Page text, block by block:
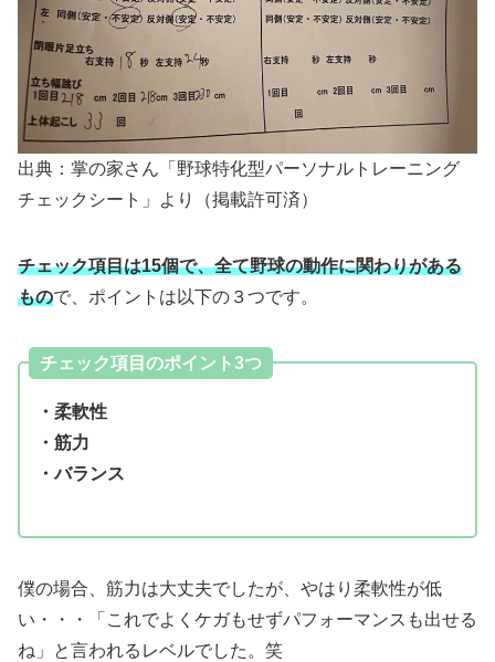
出典：掌の家さん「野球特化型パーソナルトレーニング
チェックシート」より（掲載許可済）
チェック項目は15個で、全て野球の動作に関わりがある
もので、ポイントは以下の３つです。
チェック項目のポイント3つ
・柔軟性
・筋力
・バランス
僕の場合、筋力は大丈夫でしたが、やはり柔軟性が低
い・・・「これでよくケガもせずパフォーマンスも出せる
ね」と言われるレベルでした。笑